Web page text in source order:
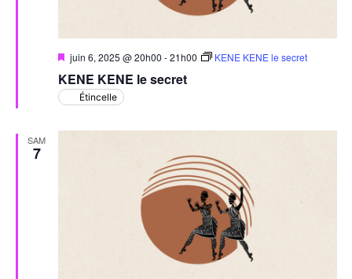
KENE KENE le secret
Mis
avant
juin 6, 2025 @ 20h00 -21h00 KENE KENE le secret
Étincelle
SAM
7